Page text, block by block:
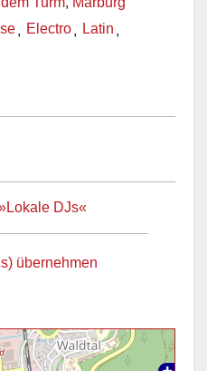
, Electro, Latin ,
DJs«
übernehmen